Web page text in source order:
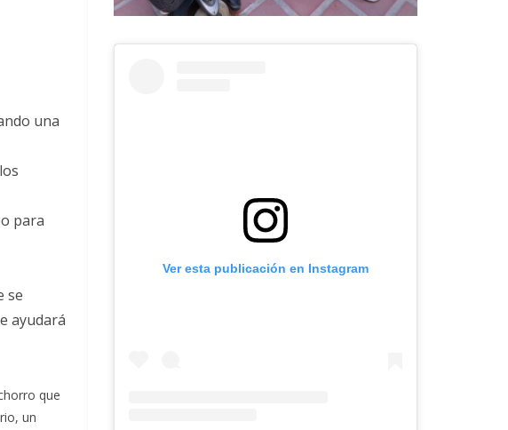
una
para
se
ayudará
que
un
Ver esta publicación en Instagram